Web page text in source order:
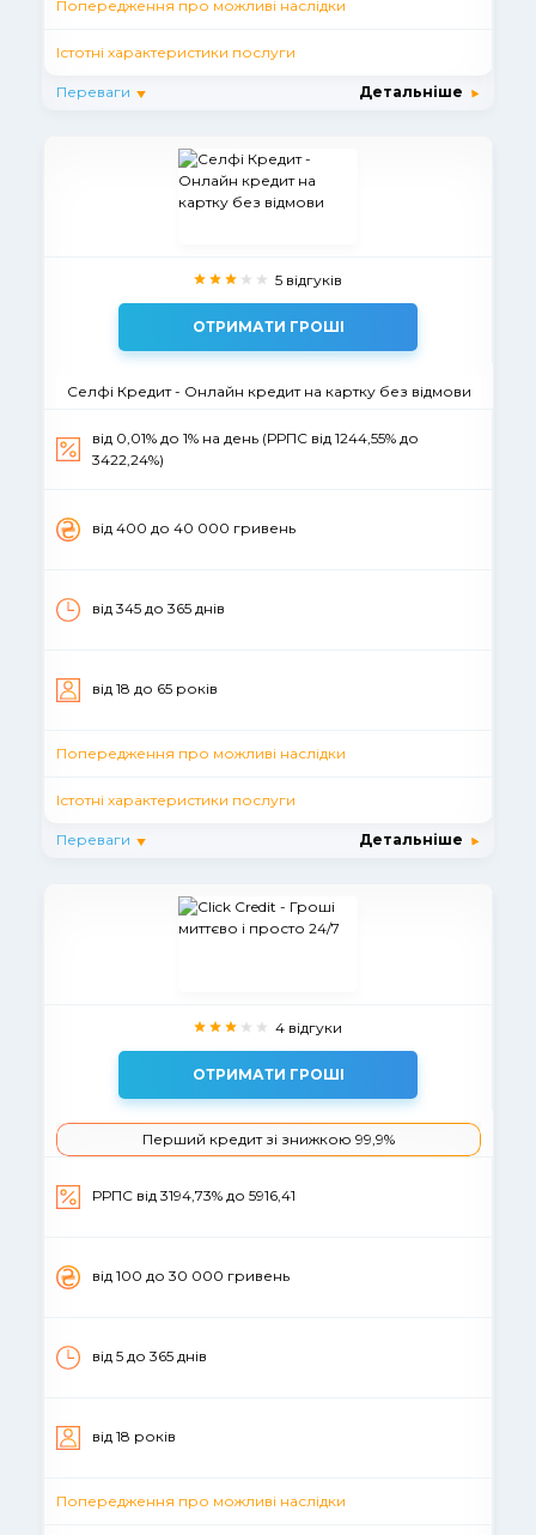
Попередження про можливі наслідки
Істотні характеристики послуги
Переваги Детальніше
5 відгуків
ОТРИМАТИ ГРОШІ
Селфі Кредит - Онлайн кредит на картку без відмови
від 0,01% до 1% на день (РРПС від 1244,55% до
3422,24%)
вiд 400 до 40 000 гривень
від 345 до 365 днів
вiд 18 до 65 рокiв
Попередження про можливі наслідки
Істотні характеристики послуги
Переваги Детальніше
4 відгуки
ОТРИМАТИ ГРОШІ
Перший кредит зі знижкою 99,9%
РРПС від 3194,73% до 5916,41
вiд 100 до 30 000 гривень
від 5 до 365 днів
вiд 18 рокiв
Попередження про можливі наслідки